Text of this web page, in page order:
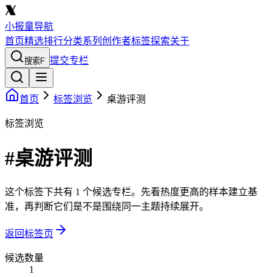
小报童导航
首页精选排行分类系列 创作者标签探索关于
搜索F 提交专栏
首页 标签浏览 桌游评测
标签浏览
#桌游评测
这个标签下共有 1 个候选专栏。先看热度更高的样本建立基
准，再判断它们是不是围绕同一主题持续展开。
返回标签页
候选数量
1